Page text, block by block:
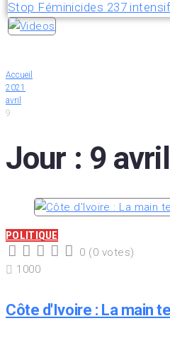
Stop Féminicides 237
Accueil
2021
avril
9
Jour : 9
POLITIQUE
3
2
1
0 (0 votes)
1000
Côte d'Ivoire : La main